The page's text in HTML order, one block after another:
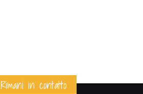
Rimani in contatto